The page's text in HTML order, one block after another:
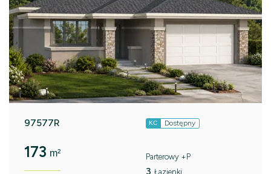
97577R KC Dostępny
173 m² Parterowy +P
3 Łazienki